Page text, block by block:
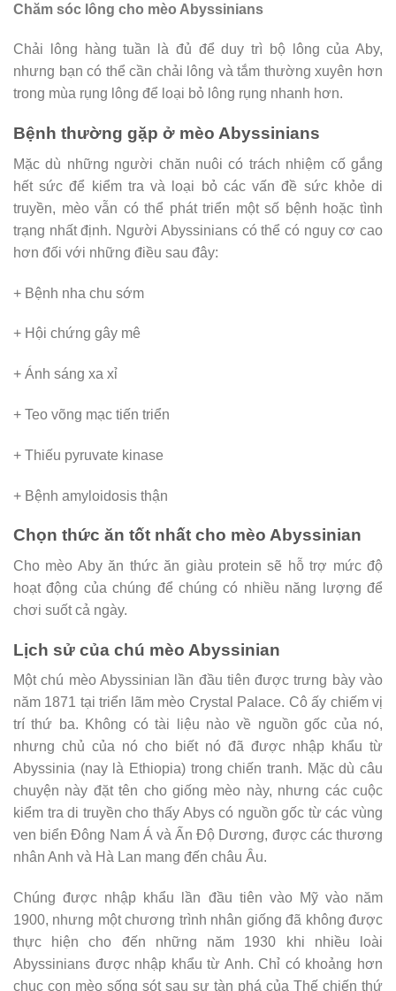
Chăm sóc lông cho mèo Abyssinians
Chải lông hàng tuần là đủ để duy trì bộ lông của Aby,
nhưng bạn có thể cần chải lông và tắm thường xuyên hơn
trong mùa rụng lông để loại bỏ lông rụng nhanh hơn.
Bệnh thường gặp ở mèo Abyssinians
Mặc dù những người chăn nuôi có trách nhiệm cố gắng
hết sức để kiểm tra và loại bỏ các vấn đề sức khỏe di
truyền, mèo vẫn có thể phát triển một số bệnh hoặc tình
trạng nhất định. Người Abyssinians có thể có nguy cơ cao
hơn đối với những điều sau đây:
+ Bệnh nha chu sớm
+ Hội chứng gây mê
+ Ánh sáng xa xỉ
+ Teo võng mạc tiến triển
+ Thiếu pyruvate kinase
+ Bệnh amyloidosis thận
Chọn thức ăn tốt nhất cho mèo Abyssinian
Cho mèo Aby ăn thức ăn giàu protein sẽ hỗ trợ mức độ
hoạt động của chúng để chúng có nhiều năng lượng để
chơi suốt cả ngày.
Lịch sử của chú mèo Abyssinian
Một chú mèo Abyssinian lần đầu tiên được trưng bày vào
năm 1871 tại triển lãm mèo Crystal Palace. Cô ấy chiếm vị
trí thứ ba. Không có tài liệu nào về nguồn gốc của nó,
nhưng chủ của nó cho biết nó đã được nhập khẩu từ
Abyssinia (nay là Ethiopia) trong chiến tranh. Mặc dù câu
chuyện này đặt tên cho giống mèo này, nhưng các cuộc
kiểm tra di truyền cho thấy Abys có nguồn gốc từ các vùng
ven biển Đông Nam Á và Ấn Độ Dương, được các thương
nhân Anh và Hà Lan mang đến châu Âu.
Chúng được nhập khẩu lần đầu tiên vào Mỹ vào năm
1900, nhưng một chương trình nhân giống đã không được
thực hiện cho đến những năm 1930 khi nhiều loài
Abyssinians được nhập khẩu từ Anh. Chỉ có khoảng hơn
chục con mèo sống sót sau sự tàn phá của Thế chiến thứ